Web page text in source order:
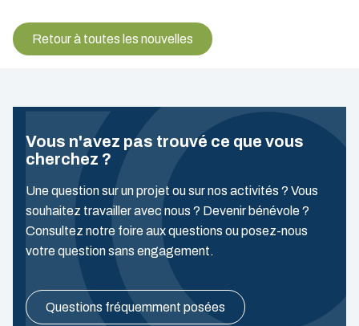
Retour à toutes les nouvelles
Vous n'avez pas trouvé ce que vous
cherchez ?
Une question sur un projet ou sur nos activités ? Vous
souhaitez travailler avec nous ? Devenir bénévole ?
Consultez notre foire aux questions ou posez-nous
votre question sans engagement.
Questions fréquemment posées